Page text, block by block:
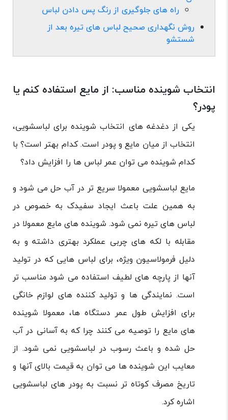
راه های جلوگیری از رنگ پس دادن لباس
روش نگهداری صحیح لباس های تیره بعد از
شستشو
انتخاب شوینده مناسب: از مایع استفاده کنم یا
پودر؟
یکی از دغدغه های انتخاب شوینده برای لباسشویی،
انتخاب از میان مایع و پودر است. کدام بهتر است؟ با
کدام شوینده می توان عمر لباس ها را افزایش داد؟
مایع لباسشویی معمولا سریع تر در آب حل می شود و
به همین علت باعث ایجاد سفیدک به خصوص در
لباس های تیره نمی شود. شوینده های مایع معمولا در
مقابله با لکه های چربی عملکرد بهتری داشته و به
دلیل فرمولاسیون ویژه، برای لباس هایی که در تولید
آنها از پارچه های لطیف استفاده می شود مناسب تر
است. نمایندگی ها و تولید کننده های لوازم خانگی
برای افزایش طول عمر دستگاه ها، معمولا شوینده
های مایع را توصیه می کنند چرا که به آسانی در آب
حل شده و باعث رسوب در لباسشویی نمی شود. از
معایب این شوینده ها می توان به قیمت بالای آنها و
تاریخ مصرف کوتاه تر نسبت به پودر های لباسشویی
اشاره کرد.